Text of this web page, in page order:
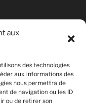
aux
des technologies
aux informations des
nous permettra de
de navigation ou les ID
ou de retirer son